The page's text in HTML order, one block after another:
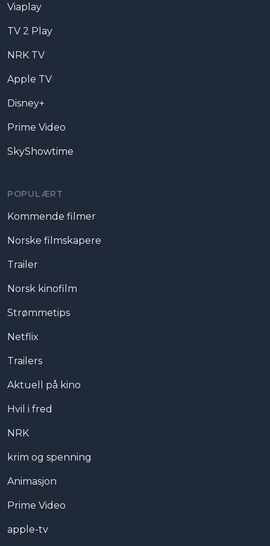
Viaplay
TV 2 Play
NRK TV
Apple TV
Disney+
Prime Video
SkyShowtime
POPULÆRT
Kommende filmer
Norske filmskapere
Trailer
Norsk kinofilm
Strømmetips
Netflix
Trailers
Aktuell på kino
Hvil i fred
NRK
krim og spenning
Animasjon
Prime Video
apple-tv